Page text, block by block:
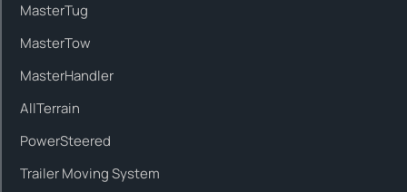
MasterTug
MasterTow
MasterHandler
AllTerrain
PowerSteered
Trailer Moving System